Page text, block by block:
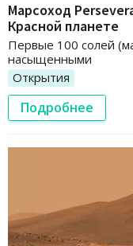
Марсоход
Красной планете
Первые 100 солей
насыщенными
Открытия
Подробнее